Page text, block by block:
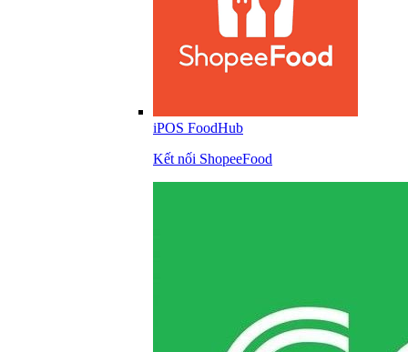
iPOS FoodHub
Kết nối ShopeeFood